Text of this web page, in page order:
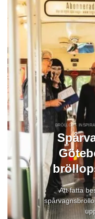
BRÖLLOP -
Att fatta